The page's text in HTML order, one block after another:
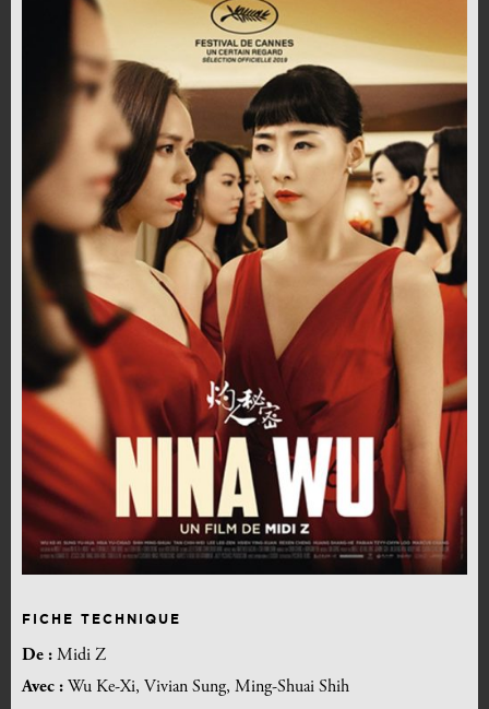
FICHE TECHNIQUE
De : Midi Z
Avec : Wu Ke-Xi, Vivian Sung, Ming-Shuai Shih